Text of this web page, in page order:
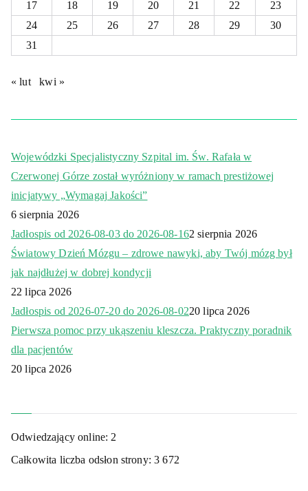
17
18 19 20 21 22
23
24
25 26 27 28 29
30
31
« lut kwi »
Wojewódzki Specjalistyczny Szpital im. Św. Rafała w
Czerwonej Górze został wyróżniony w ramach prestiżowej
inicjatywy „Wymagaj Jakości”
6 sierpnia 2026
Jadłospis od 2026-08-03 do 2026-08-162 sierpnia 2026
Światowy Dzień Mózgu – zdrowe nawyki, aby Twój mózg był
jak najdłużej w dobrej kondycji
22 lipca 2026
Jadłospis od 2026-07-20 do 2026-08-0220 lipca 2026
Pierwsza pomoc przy ukąszeniu kleszcza. Praktyczny poradnik
dla pacjentów
20 lipca 2026
Odwiedzający online:2
Całkowita liczba odsłon strony:3 672